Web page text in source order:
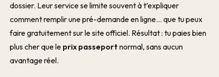
dossier. Leur service se limite souvent à t’expliquer
comment remplir une pré-demande en ligne… que tu peux
faire gratuitement sur le site officiel. Résultat : tu paies bien
plus cher que le prix passeport normal, sans aucun
avantage réel.